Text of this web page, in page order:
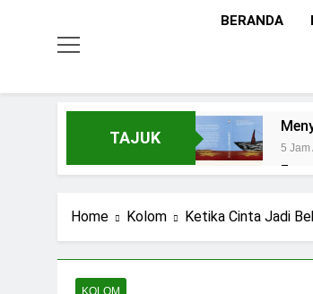
BERANDA
TAJUK
5 Jam
Home Kolom Ketika Cinta Jadi
KOLOM